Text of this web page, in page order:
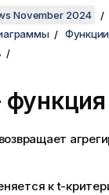
November 2024
к t-